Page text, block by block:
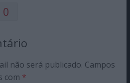
0
não será publicado. Campos
com *